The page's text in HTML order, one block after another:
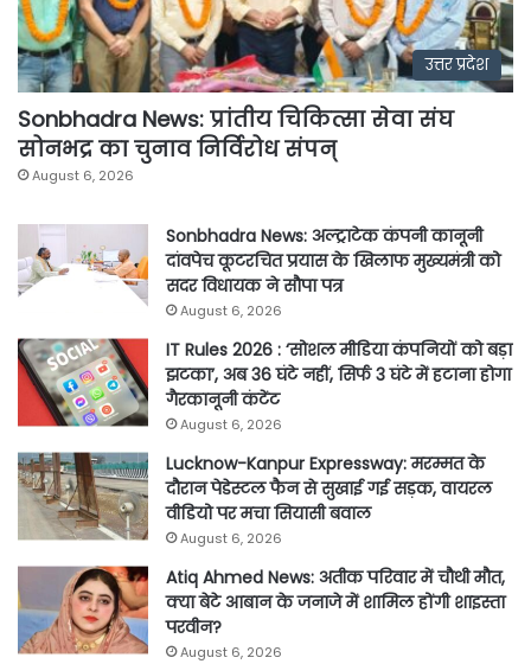
उत्तर प्रदेश
Sonbhadra News: प्रांतीय चिकित्सा सेवा संघ
सोनभद्र का चुनाव निर्विरोध संपन्
August 6, 2026
Sonbhadra News: अल्ट्राटेक कंपनी कानूनी
दांवपेच कूटरचित प्रयास के खिलाफ मुख्यमंत्री को
सदर विधायक ने सौपा पत्र
August 6, 2026
IT Rules 2026 : ‘सोशल मीडिया कंपनियों को बड़ा
झटका’, अब 36 घंटे नहीं, सिर्फ 3 घंटे में हटाना होगा
गैरकानूनी कंटेंट
August 6, 2026
Lucknow-Kanpur Expressway: मरम्मत के
दौरान पेडेस्टल फैन से सुखाई गई सड़क, वायरल
वीडियो पर मचा सियासी बवाल
August 6, 2026
Atiq Ahmed News: अतीक परिवार में चौथी मौत,
क्या बेटे आबान के जनाजे में शामिल होंगी शाइस्ता
परवीन?
August 6, 2026